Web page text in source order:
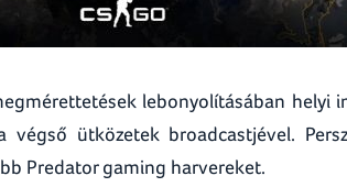
lebonyolításában helyi
végső ütközetek broadcastjével.
Predator gaming harvereket.